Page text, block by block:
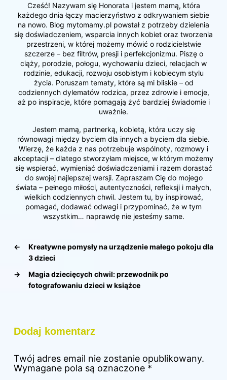
Cześć! Nazywam się Honorata i jestem mamą, która
każdego dnia łączy macierzyństwo z odkrywaniem siebie
na nowo. Blog mytomamy.pl powstał z potrzeby dzielenia
się doświadczeniem, wsparcia innych kobiet oraz tworzenia
przestrzeni, w której możemy mówić o rodzicielstwie
szczerze – bez filtrów, presji i perfekcjonizmu. Piszę o
ciąży, porodzie, połogu, wychowaniu dzieci, relacjach w
rodzinie, edukacji, rozwoju osobistym i kobiecym stylu
życia. Poruszam tematy, które są mi bliskie – od
codziennych dylematów rodzica, przez zdrowie i emocje,
aż po inspiracje, które pomagają żyć bardziej świadomie i
uważnie.
Jestem mamą, partnerką, kobietą, która uczy się
równowagi między byciem dla innych a byciem dla siebie.
Wierzę, że każda z nas potrzebuje wspólnoty, rozmowy i
akceptacji – dlatego stworzyłam miejsce, w którym możemy
się wspierać, wymieniać doświadczeniami i razem dorastać
do swojej najlepszej wersji. Zapraszam Cię do mojego
świata – pełnego miłości, autentyczności, refleksji i małych,
wielkich codziennych chwil. Jestem tu, by inspirować,
pomagać, dodawać odwagi i przypominać, że w tym
wszystkim… naprawdę nie jesteśmy same.
←
Kreatywne pomysły na urządzenie małego pokoju dla
3 dzieci
→
Magia dziecięcych chwil: przewodnik po
fotografowaniu dzieci w książce
Dodaj komentarz
Twój adres email nie zostanie opublikowany.
Wymagane pola są oznaczone *